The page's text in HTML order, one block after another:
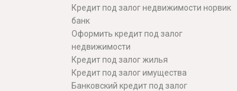
Кредит под залог недвижимости норвик
банк
Оформить кредит под залог
недвижимости
Кредит под залог жилья
Кредит под залог имущества
Банковский кредит под залог